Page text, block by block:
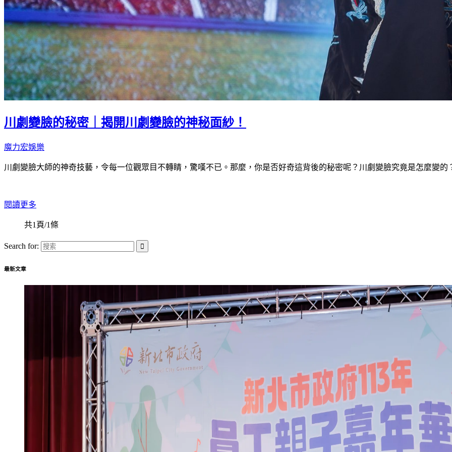
川劇變臉的秘密｜揭開川劇變臉的神秘面紗！
魔力宏娛樂
川劇變臉大師的神奇技藝，令每一位觀眾目不轉睛，驚嘆不已。那麼，你是否好奇這背後的秘密呢？川劇變臉究竟是怎麼變的
閱讀更多
共1頁/1條
Search for:
最新文章